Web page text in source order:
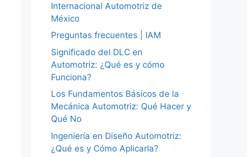
Internacional Automotriz de
México
Preguntas frecuentes | IAM
Significado del DLC en
Automotriz: ¿Qué es y cómo
Funciona?
Los Fundamentos Básicos de la
Mecánica Automotriz: Qué Hacer y
Qué No
Ingeniería en Diseño Automotriz:
¿Qué es y Cómo Aplicarla?